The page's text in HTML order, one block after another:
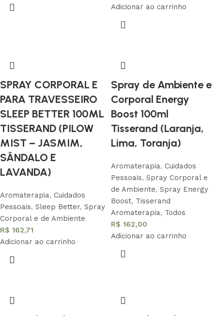
Adicionar ao carrinho
SPRAY CORPORAL E
PARA TRAVESSEIRO
SLEEP BETTER 100ML
TISSERAND (PILOW
MIST – JASMIM,
SÂNDALO E
LAVANDA)
Aromaterapia, Cuidados
Pessoais, Sleep Better, Spray
Corporal e de Ambiente
R$ 162,71
Adicionar ao carrinho
Spray de Ambiente e
Corporal Energy
Boost 100ml
Tisserand (Laranja,
Lima, Toranja)
Aromaterapia, Cuidados
Pessoais, Spray Corporal e
de Ambiente, Spray Energy
Boost, Tisserand
Aromaterapia, Todos
R$ 162,00
Adicionar ao carrinho